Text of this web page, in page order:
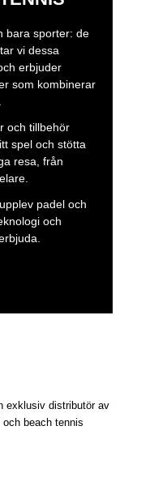
bara sporter: de
vi dessa
erbjuder
som kombinerar
och tillbehör
spel och stötta
resa, från
padel och
och
exklusiv distributör av
beach tennis